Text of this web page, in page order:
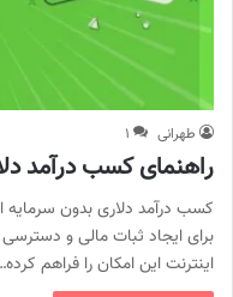
طهرانی ۱
راهنمای کسب درآمد
کسب درآمد دلاری بدون سرمایه
برای ایجاد ثبات مالی و
اینترنت این امکان را فراهم